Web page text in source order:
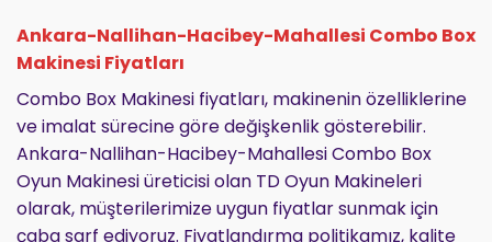
Ankara-Nallihan-Hacibey-Mahallesi Combo Box
Makinesi Fiyatları
Combo Box Makinesi fiyatları, makinenin özelliklerine
ve imalat sürecine göre değişkenlik gösterebilir.
Ankara-Nallihan-Hacibey-Mahallesi Combo Box
Oyun Makinesi üreticisi olan TD Oyun Makineleri
olarak, müşterilerimize uygun fiyatlar sunmak için
çaba sarf ediyoruz. Fiyatlandırma politikamız, kalite